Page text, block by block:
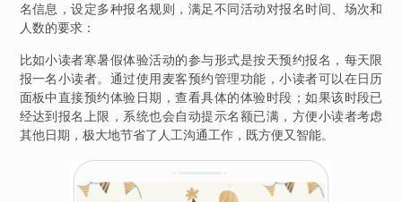
名信息，设定多种报名规则，满足不同活动对报名时间、场次和
人数的要求：
比如小读者寒暑假体验活动的参与形式是按天预约报名，每天限
报一名小读者。通过使用麦客预约管理功能，小读者可以在日历
面板中直接预约体验日期，查看具体的体验时段；如果该时段已
经达到报名上限，系统也会自动提示名额已满，方便小读者考虑
其他日期，极大地节省了人工沟通工作，既方便又智能。